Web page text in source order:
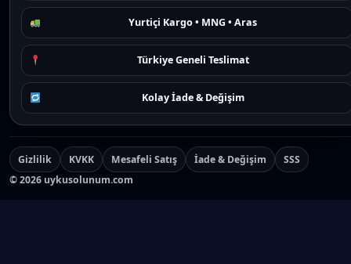
Yurtiçi Kargo • MNG • Aras
Türkiye Geneli Teslimat
Kolay İade & Değişim
Gizlilik KVKK Mesafeli Satış İade & Değişim
SSS
©2026 uykusolunum.com